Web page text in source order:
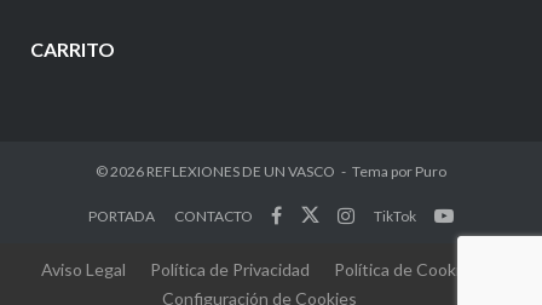
CARRITO
© 2026 REFLEXIONES DE UN VASCO Tema por Puro
PORTADA CONTACTO TikTok
Aviso Legal Política de Privacidad
Política de Cookies
Configuración de Cookies